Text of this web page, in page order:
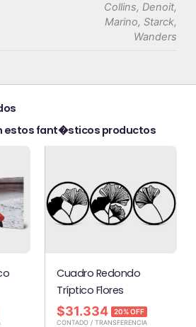
Collins, Denoit,
Marino, Starck,
Wanders
estos fant�sticos productos
Cuadro Redondo
Tríptico Flores
$31.334 20% OFF
CONTADO / TRANSFERENCIA